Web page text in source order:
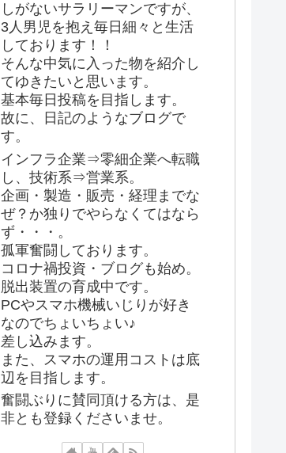
しがないサラリーマンですが、
3人男児を抱え毎日細々と生活
しております！！
そんな中気に入った物を紹介し
てゆきたいと思います。
基本毎日投稿を目指します。
故に、日記のようなブログで
す。
インフラ企業⇒零細企業へ転職
し、技術系⇒営業系。
企画・製造・販売・経理までな
ぜ？か独りでやらなくてはなら
ず・・・。
孤軍奮闘しております。
コロナ禍投資・ブログも始め。
脱出装置の育成中です。
PCやスマホ機械いじりが好き
なのでちょいちょい♪
差し込みます。
また、スマホの運用コストは底
辺を目指します。
奮闘ぶりに賛同頂ける方は、是
非とも登録くださいませ。